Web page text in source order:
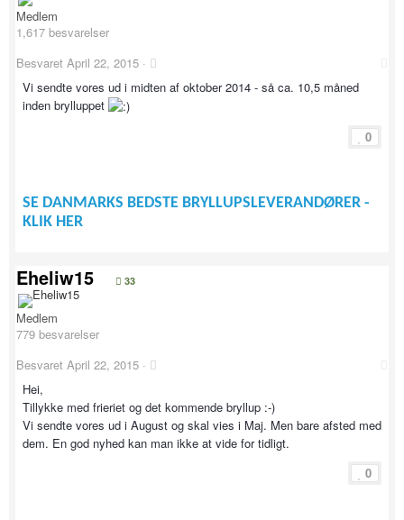
Medlem
1,617 besvarelser
Besvaret April 22, 2015 ·
Vi sendte vores ud i midten af oktober 2014 - så ca. 10,5 måned
inden brylluppet
0
SE DANMARKS BEDSTE BRYLLUPSLEVERANDØRER -
KLIK HER
Eheliw15 33
Medlem
779 besvarelser
Besvaret April 22, 2015 ·
Hei,
Tillykke med frieriet og det kommende bryllup :-)
Vi sendte vores ud i August og skal vies i Maj. Men bare afsted med
dem. En god nyhed kan man ikke at vide for tidligt.
0